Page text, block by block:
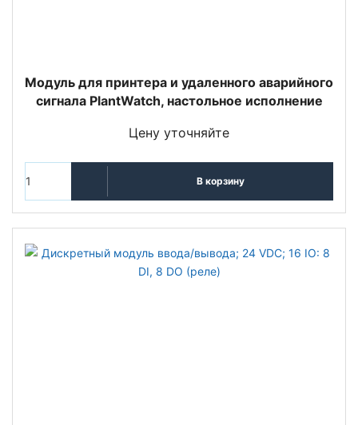
Модуль для принтера и удаленного аварийного
сигнала PlantWatch, настольное исполнение
Цену уточняйте
В корзину